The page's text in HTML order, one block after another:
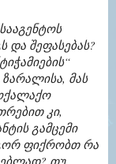
და შეფასებას?
მას
კი,
გამცემი
ფიქრობთ რა